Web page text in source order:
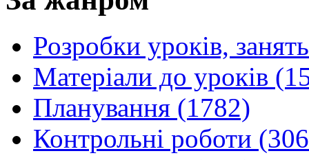
Розробки уроків,
Матеріали до уроків
Планування (1782)
Контрольні роботи